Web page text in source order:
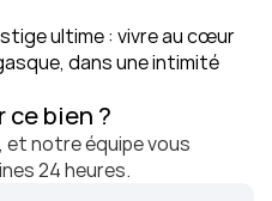
ultime : vivre au cœur
dans une intimité
bien ?
et notre équipe vous
24 heures.